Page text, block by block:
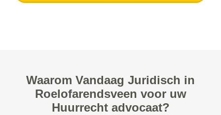
Waarom Vandaag Juridisch in
Roelofarendsveen voor uw
Huurrecht advocaat?